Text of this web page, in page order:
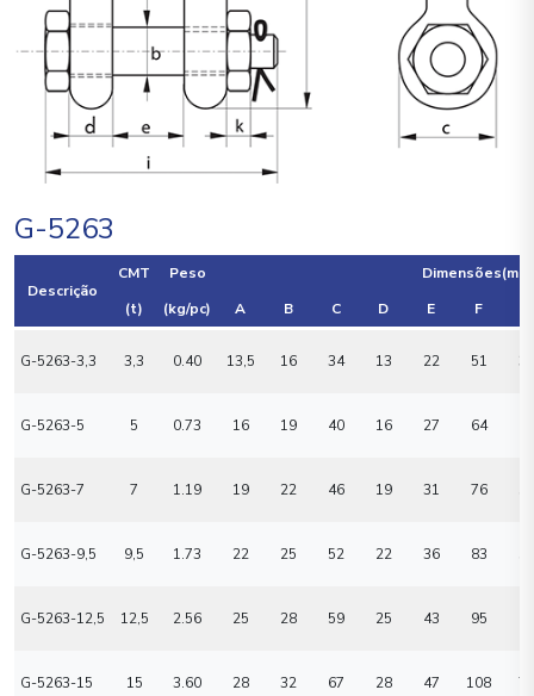
G-5263
Descrição
CMT Peso
Dimensões(mm)
(t)
(kg/pc) A B C D E F
G-5263-3,3 3,3 0.40 13,5 16 34 13 22 51 32
G-5263-5 5 0.73 16 19 40 16 27 64
G-5263-7 7 1.19 19 22 46 19 31 76
G-5263-9,5 9,5 1.73 22 25 52 22 36 83
G-5263-12,5 12,5 2.56 25 28 59 25 43 95
G-5263-15 15 3.60 28 32 67 28 47 108 75